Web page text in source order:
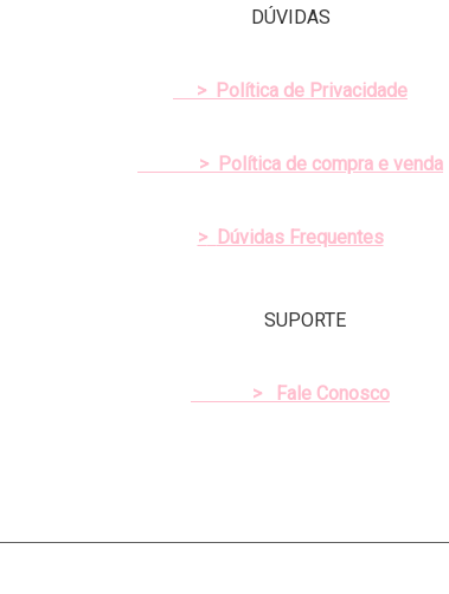
DÚVIDAS
> Política de Privacidade
> Política de compra e venda
> Dúvidas Frequentes
SUPORTE
> Fale Conosco